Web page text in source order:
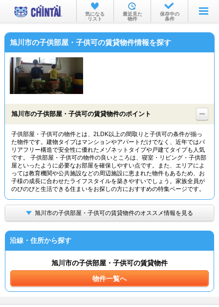
お部屋を探す
沿線・駅から
物件特集から
TOP
気になる
リスト
最近見た
物件
保存中の
条件
旭川市の子供部屋・子供可の賃貸物件情報を探す
旭川市の子供部屋・子供可の賃貸物件のポイント
子供部屋・子供可の物件とは、2LDK以上の間取りと子供可の条件が揃っ
た物件です。建物タイプはマンションやアパートだけでなく、近年ではバ
リアフリー構造で安全性に優れたメゾネットタイプや戸建てタイプも人気
です。 子供部屋・子供可の物件の良いところは、寝室・リビング・子供部
屋といったように必要なお部屋を確保しやすい点です。また、エリアによ
っては教育機関や公共施設などの周辺施設に恵まれた物件もあるため、お
子様の成長に合わせたライフスタイルを築きやすいでしょう。家族全員が
のびのびと生活できる住まいをお探しの方におすすめの特集ページです。
旭川市の子供部屋・子供可の賃貸物件のオススメ情報を見る
沿線・住所から探す
旭川市の子供部屋・子供可の賃貸物件
物件一覧へ